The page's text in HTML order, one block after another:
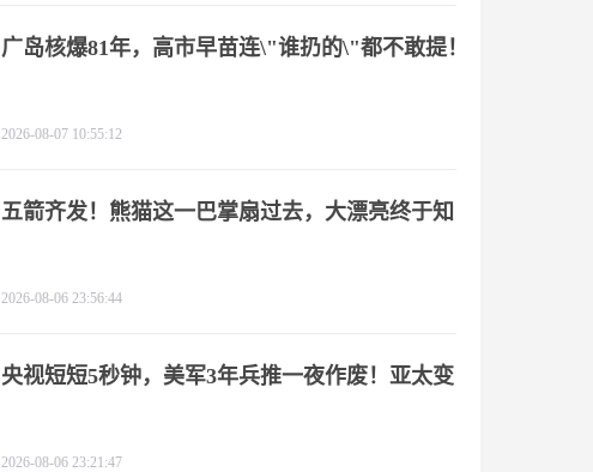
广岛核爆81年，高市早苗连\"谁扔的\"都不敢提！
2026-08-07 10:55:12
五箭齐发！熊猫这一巴掌扇过去，大漂亮终于知
2026-08-06 23:56:44
央视短短5秒钟，美军3年兵推一夜作废！亚太变
2026-08-06 23:21:47